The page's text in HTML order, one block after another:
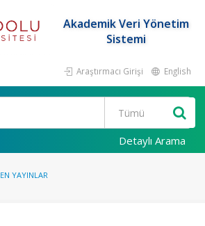
Akademik Veri Yönetim
Sistemi
Araştırmacı Girişi English
Detaylı Arama
YAYINLAR